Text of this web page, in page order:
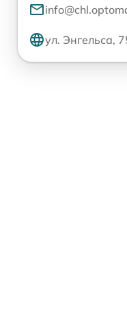
ул. Энгельса,